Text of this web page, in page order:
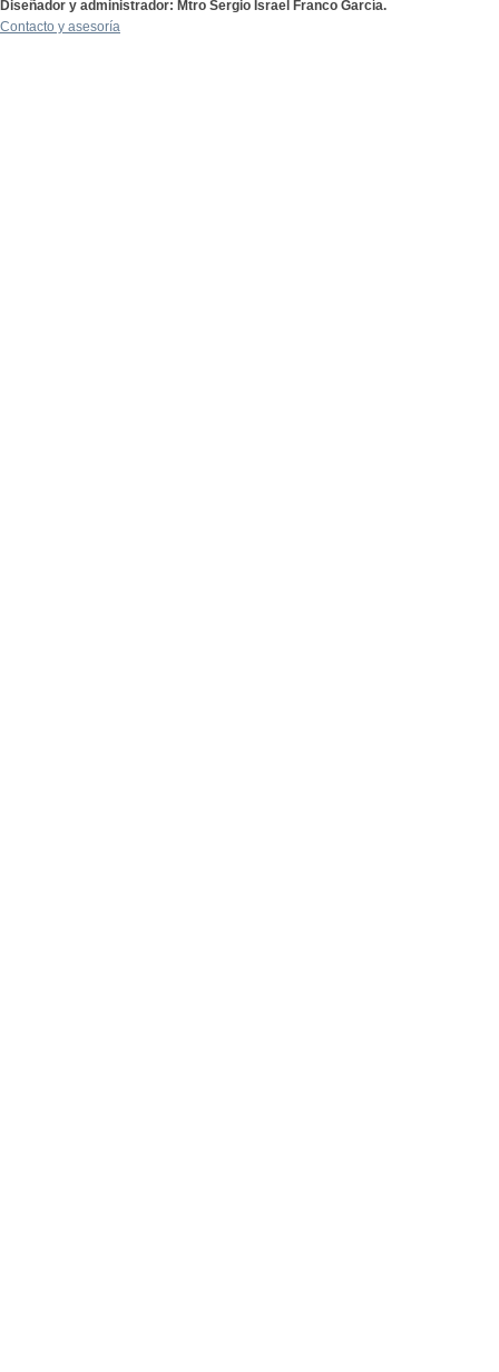
Diseñador y administrador: Mtro Sergio Israel Franco García.
Contacto y asesoría